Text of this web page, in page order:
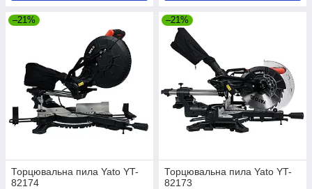
–21%
Торцювальна пила Yato YT-
82174
–21%
Торцювальна пила Yato YT-
82173